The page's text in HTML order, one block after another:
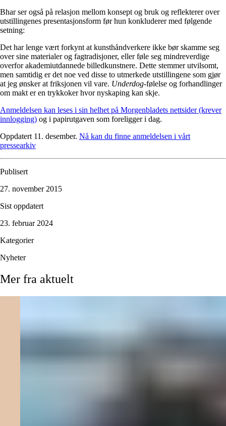
Bhar ser også på relasjon mellom konsept og bruk og reflekterer over
utstillingenes presentasjonsform før hun konkluderer med følgende
setning:
Det har lenge vært forkynt at kunsthåndverkere ikke bør skamme seg
over sine materialer og fagtradisjoner, eller føle seg mindreverdige
overfor akademiutdannede billedkunstnere. Dette stemmer utvilsomt,
men samtidig er det noe ved disse to utmerkede utstillingene som gjør
at jeg ønsker at friksjonen vil vare. Underdog-følelse og forhandlinger
om makt er en trykkoker hvor nyskaping kan skje.
Anmeldelsen kan leses i sin helhet på Morgenbladets nettsider (krever
innlogging) og i papirutgaven som foreligger i dag.
Oppdatert 11. desember. Nå kan du finne anmeldelsen i vårt
pressearkiv
Publisert
27. november 2015
Sist oppdatert
23. februar 2024
Kategorier
Nyheter
Mer fra aktuelt